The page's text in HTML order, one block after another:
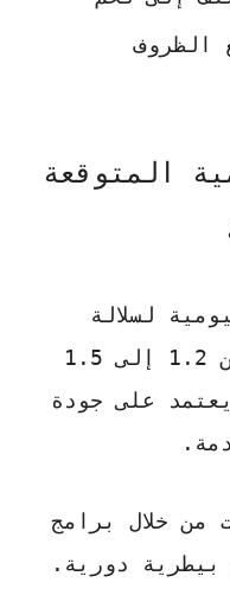
الظروف
المتوقعة
لسلالة
الهولشتاين فريزيان بين 1.2 إلى 1.5
على جودة
من خلال برامج
بيطرية دورية.